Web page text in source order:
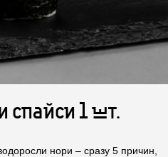
спайси 1 шт.
нори – сразу 5 причин,